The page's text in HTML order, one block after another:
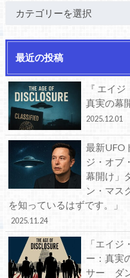
最近の投稿
『 エイ
真実の幕
2025.12.01
最新UFO
ジ・オブ
幕開け」
ン・マス
を知っているはずです。」
2025.11.24
「エイ
ー：真実
サー ダ